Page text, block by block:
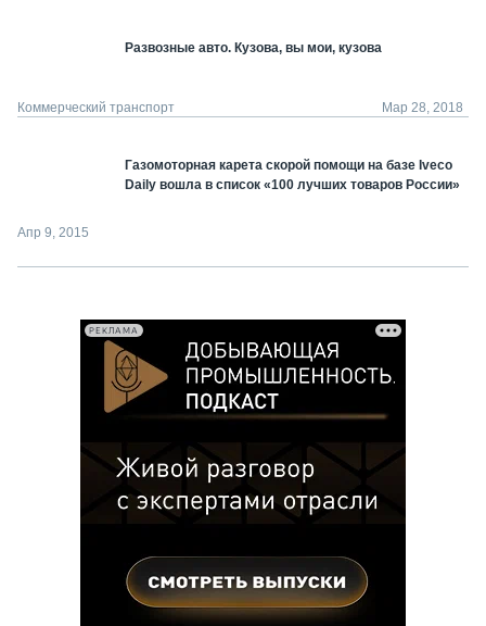
Развозные авто. Кузова, вы мои, кузова
Коммерческий транспорт Мар 28, 2018
Газомоторная карета скорой помощи на базе Iveco
Daily вошла в список «100 лучших товаров России»
Апр 9, 2015
РЕКЛАМА